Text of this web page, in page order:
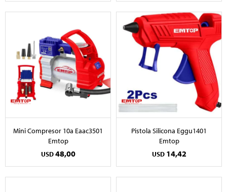
Mini Compresor 10a Eaac3501
Emtop
USD 48,00
Pistola Silicona Eggu1401
Emtop
USD 14,42